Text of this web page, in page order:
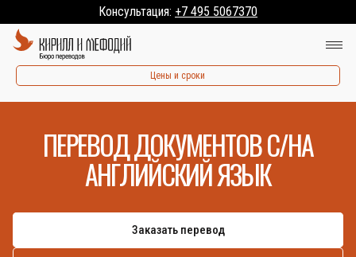
Консультация: +7 495 5067370
Цены и сроки
ПЕРЕВОД ДОКУМЕНТОВ С/НА
АНГЛИЙСКИЙ ЯЗЫК
Заказать перевод